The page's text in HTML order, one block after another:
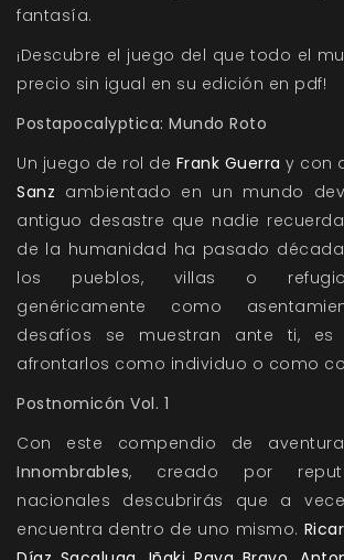
fantasía.
¡Descubre el juego del que todo el
precio sin igual en su edición en pdf!
Postapocalyptica: Mundo Roto
Un juego de rol de Frank Guerra y con
Sanz ambientado en un mundo
antiguo desastre que nadie
de la humanidad ha pasado
los pueblos, villas o
genéricamente como
desafíos se muestran ante ti,
afrontarlos como individuo o como
Postnomicón Vol. 1
Con este compendio de
Innombrables, creado por
nacionales descubrirás que a
encuentra dentro de uno mismo.